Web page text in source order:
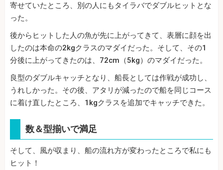
寄せていたところ、別の人にもタイラバでダブルヒットとな
った。
後からヒットした人の魚が先に上がってきて、表層に顔を出
したのは本命の2kgクラスのマダイだった。そして、その1
分後に上がってきたのは、72cm（5kg）のマダイだった。
良型のダブルキャッチとなり、船長としては作戦が成功し、
うれしかった。その後、アタリが減ったので船を同じコース
に着け直したところ、1kgクラスを追加でキャッチできた。
数＆型揃いで満足
そして、風が収まり、船の流れ方が変わったところで私にも
ヒット！